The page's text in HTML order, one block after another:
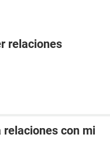
relaciones
con mi